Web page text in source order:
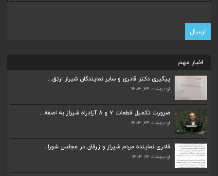
اخبار مهم
پیگیری دکتر قادری و سایر نمایندگان شیراز ارتق...
اردیبهشت ۲۳, ۱۴۰۴
ضرورت تکمیل قطعات ۷ و ۸ آزادراه شیراز به اصفه...
اردیبهشت ۲۳, ۱۴۰۴
قادری نماینده مردم شیراز و زرقان در مجلس شورا...
اردیبهشت ۲۲, ۱۴۰۴
ضرورت تکمیل قطعات ۷ و ۸ آزادراه شیراز به اصفه...
قادری نماینده مردم شیراز و زرقان در مجلس شورا...